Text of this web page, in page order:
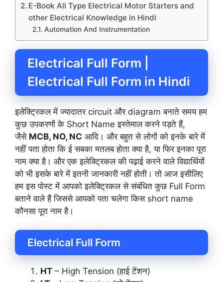
E-Book All Type Electrical Motor Starters and
other Electrical Knowledge in Hindi
Automation And Instrumentation
Electrical Full Form |
Electrical Full Form in Hindi
इलेक्ट्रिकल में ज्यादातर circuit और diagram बनाते समय हम
कुछ उपकरणों के Short Name इस्तेमाल करने पड़ते हैं,
जैसे MCB, NO, NC आदि। और बहुत से लोगों को इनके बारे में
नहीं पता होता कि ई सबका मतलब होता क्या है, या फिर इनका पूरा
नाम क्या है। और एक इलेक्ट्रिकल की पढ़ाई करने वाले विद्यार्थियों
को भी इसके बारे में इतनी जानकारी नहीं होती। तो आज इसीलिए
हम इस पोस्ट में आपको इलेक्ट्रिकल से संबंधित कुछ Full Form
बताने वाले हैं जिससे आपको पता चलेगा किस short name
कौनसा पूरा नाम है।
Electrical Full Form
HT – High Tension (हाई टेंशन)